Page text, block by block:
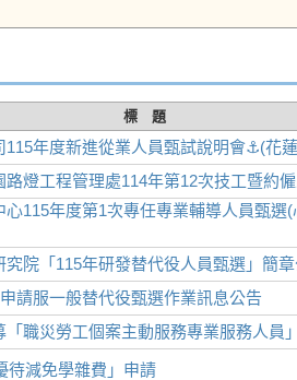
標 題
115年度新進從業人員甄試說明會⚓️(花
路燈工程管理處114年第12次技工暨約
心115年度第1次專任專業輔導人員甄選
究院「115年研發替代役人員甄選」簡
請服一般替代役甄選作業訊息公告
「職災勞工個案主動服務專業服務人員
待減免學雜費」申請